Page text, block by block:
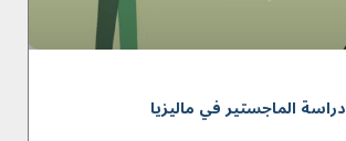
دراسة الماجستير في ماليزيا